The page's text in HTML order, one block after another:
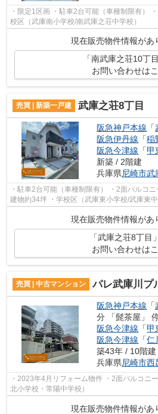
・限定1区画 ・駐車2台可能（車種制限有）
校区（武庫南小学校/南武庫之荘中学校）
現在販売物件情報があ
「南武庫之荘10丁
お問い合わせは
売買 | 新築一戸建 武庫之荘8丁目
阪急神戸本線 「
阪急伊丹線 「稲
阪急今津線 「甲
新築 / 2階建
兵庫県尼崎市武
・駐車2台可能（車種制限有） ・2面バルコ
建物約34坪 ・学校区（武庫東小学校/武庫東中
現在販売物件情報があ
「武庫之荘8丁目
お問い合わせは
売買 | 中古マンション パレ武庫川プ
阪急神戸本線 「
分 「髭茶屋」
阪急今津線 「甲
阪急今津線 「仁
築43年 / 10階建
兵庫県尼崎市西
・2023年4月リフォーム物件 ・2面バルコニ
北小学校・常陽中学校）
現在販売物件情報があ